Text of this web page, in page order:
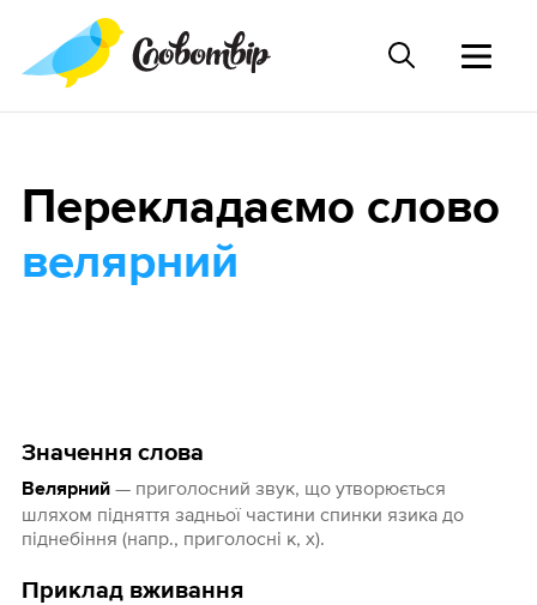
Значення слова
Велярний— приголосний звук, що утворюється
шляхом підняття задньої частини спинки язика до
піднебіння (напр., приголосні к, х).
Приклад вживання
Перекладаємо слово
велярний